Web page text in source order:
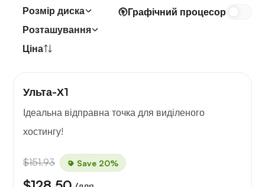
Розмір диска
Розташування
Ціна
Графічний процесор
Ульта-Х1
Ідеальна відправна точка для виділеного
хостингу!
$151.93 Save 20%